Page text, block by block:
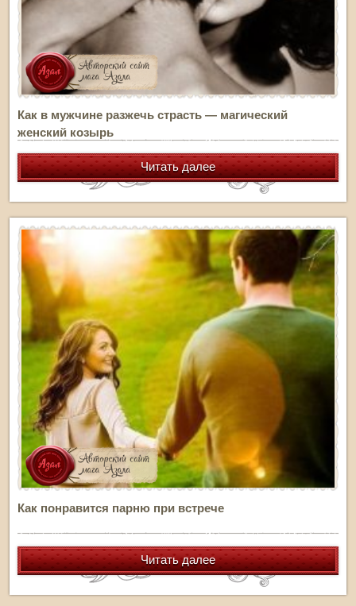
Как в мужчине разжечь страсть — магический
женский козырь
Читать далее
Как понравится парню при встрече
Читать далее